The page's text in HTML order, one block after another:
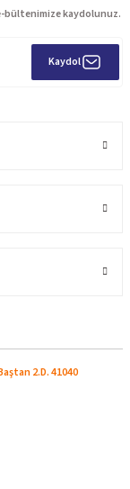
bültenimize kaydolunuz.
Kaydol
2.D. 41040